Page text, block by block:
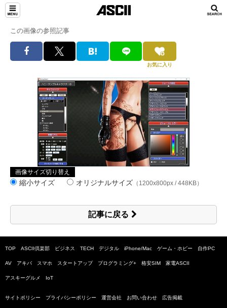
この画像の参照記事
お気に入り
画像サイズ切り替え
縮小サイズ オリジナルサイズ （1200x800px / 448KB）
記事に戻る
TOP ASCII倶楽部 ビジネス TECH デジタル iPhone/Mac ゲーム・ホビー 自作PC
AV アキバ スマホ スタートアップ プログラミング+ 格安SIM 家電ASCII
アスキーグルメ IoT
サイトポリシー プライバシーポリシー 運営会社 お問い合わせ 広告掲載